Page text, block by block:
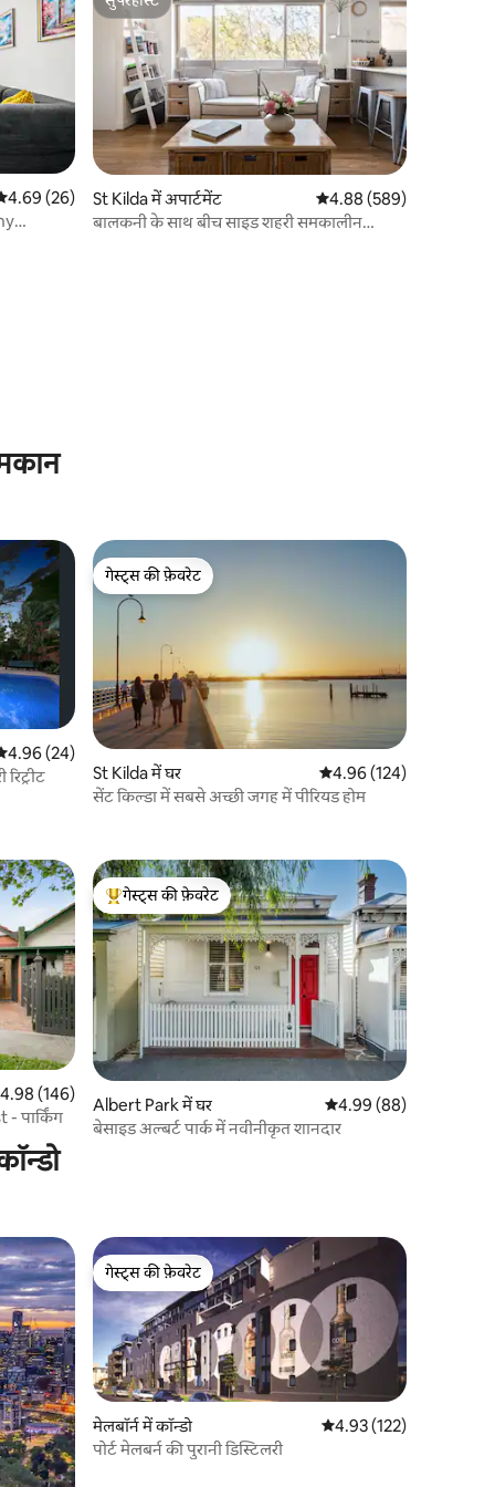
रेटिंग 5 में से 4.69, 26 समीक्षाएँ
4.69 (26)
सुपरहोस्ट
St Kilda में अपार्टमेंट औसत रेटिंग 5 में से 4.88,
4.88 (589)
बालकनी के साथ बीच साइड शहरी समकालीन
रेटिंग 5 में से 4.96, 24 समीक्षाएँ
4.96 (24)
गेस्ट्स की फ़ेवरेट
गेस्ट्स की फ़ेवरेट
St Kilda में घर औसत रेटिंग 5 में से 4.96,
4.96 (124)
सेंट किल्डा में सबसे अच्छी जगह में पीरियड होम
रेटिंग 5 में से 4.98, 146 समीक्षाएँ
4.98 (146)
पार्किंग
गेस्ट्स का टॉप फ़ेवरेट
गेस्ट्स की फ़ेवरेट
Albert Park में घर औसत रेटिंग 5 में से 4.99,
4.99 (88)
बेसाइड अल्बर्ट पार्क में नवीनीकृत शानदार
गेस्ट्स की फ़ेवरेट
गेस्ट्स की फ़ेवरेट
मेलबॉर्न में कॉन्डो औसत रेटिंग 5 में से 4.93,
4.93 (122)
पोर्ट मेलबर्न की पुरानी डिस्टिलरी